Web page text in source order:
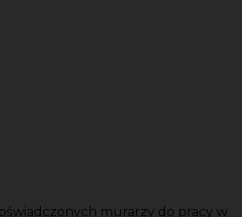
murarzy do pracy w